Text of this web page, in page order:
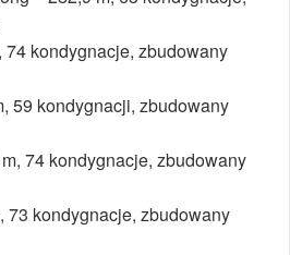
74 kondygnacje, zbudowany
59 kondygnacji, zbudowany
74 kondygnacje, zbudowany
73 kondygnacje, zbudowany